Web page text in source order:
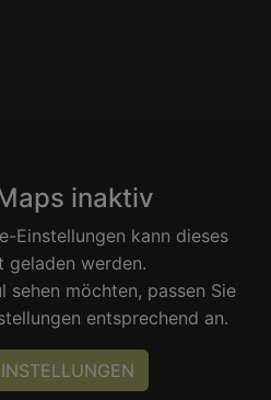
inaktiv
Einstellungen kann dieses
geladen werden.
sehen möchten, passen Sie
entsprechend an.